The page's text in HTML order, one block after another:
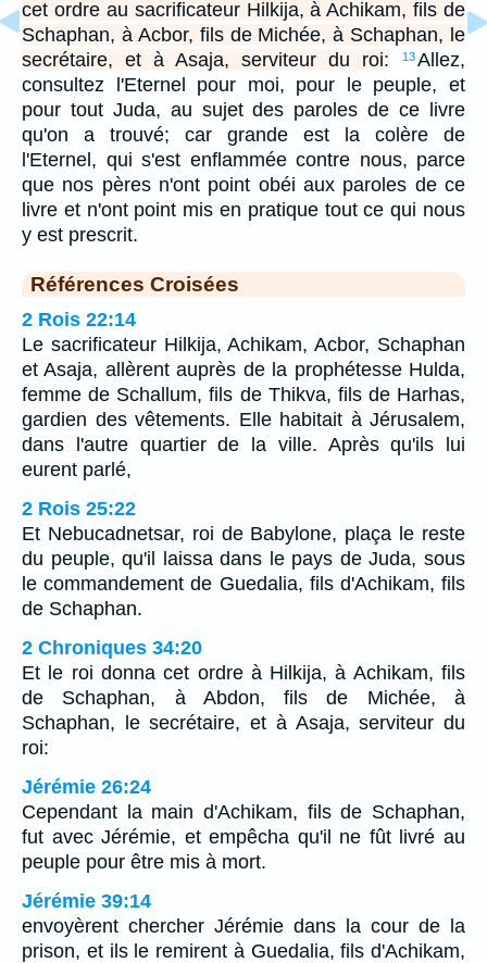
cet ordre au sacrificateur Hilkija, à Achikam, fils de
Schaphan, à Acbor, fils de Michée, à Schaphan, le
secrétaire, et à Asaja, serviteur du roi:
13Allez,
consultez l'Eternel pour moi, pour le peuple, et
pour tout Juda, au sujet des paroles de ce livre
qu'on a trouvé; car grande est la colère de
l'Eternel, qui s'est enflammée contre nous, parce
que nos pères n'ont point obéi aux paroles de ce
livre et n'ont point mis en pratique tout ce qui nous
y est prescrit.
Références Croisées
2 Rois 22:14
Le sacrificateur Hilkija, Achikam, Acbor, Schaphan
et Asaja, allèrent auprès de la prophétesse Hulda,
femme de Schallum, fils de Thikva, fils de Harhas,
gardien des vêtements. Elle habitait à Jérusalem,
dans l'autre quartier de la ville. Après qu'ils lui
eurent parlé,
2 Rois 25:22
Et Nebucadnetsar, roi de Babylone, plaça le reste
du peuple, qu'il laissa dans le pays de Juda, sous
le commandement de Guedalia, fils d'Achikam, fils
de Schaphan.
2 Chroniques 34:20
Et le roi donna cet ordre à Hilkija, à Achikam, fils
de Schaphan, à Abdon, fils de Michée, à
Schaphan, le secrétaire, et à Asaja, serviteur du
roi:
Jérémie 26:24
Cependant la main d'Achikam, fils de Schaphan,
fut avec Jérémie, et empêcha qu'il ne fût livré au
peuple pour être mis à mort.
Jérémie 39:14
envoyèrent chercher Jérémie dans la cour de la
prison, et ils le remirent à Guedalia, fils d'Achikam,